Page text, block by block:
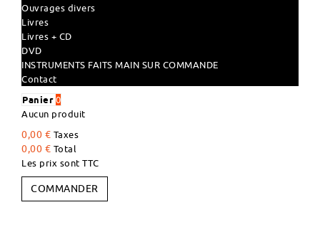
Ouvrages divers
Livres
Livres + CD
DVD
INSTRUMENTS FAITS MAIN SUR COMMANDE
Contact
Panier 0
Aucun produit
0,00 € Taxes
0,00 € Total
Les prix sont TTC
COMMANDER